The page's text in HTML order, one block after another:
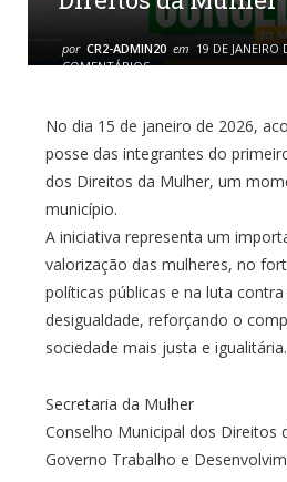
por CR2-ADMIN20 em 19 DE JANEIRO
COMENTÁRIOS
No dia 15 de janeiro de 2026,
posse das integrantes do
dos Direitos da Mulher, um
município.
A iniciativa representa um
valorização das mulheres, no
políticas públicas e na luta
desigualdade, reforçando o
sociedade mais justa e igualitária.
Secretaria da Mulher
Conselho Municipal dos Direitos
Governo Trabalho e